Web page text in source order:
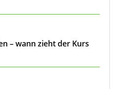
– wann zieht der Kurs